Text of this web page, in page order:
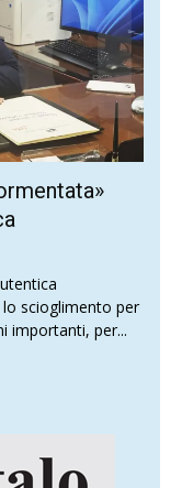
scioglimento per
importanti, per...